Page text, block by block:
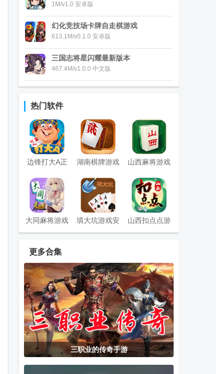
1M/v1.0 安卓版
幻化竞技场卡牌自走棋游戏
613.1M/v0.1.0 安卓版
三国志将星闪耀最新版本
467.4M/v1.0.0 中文版
热门软件
边锋打大A正
版
湖南棋牌游戏
2026最新版
山西麻将游戏
安卓版
大同麻将游戏
安卓版
填大坑游戏安
卓版
山西扣点点游
戏手机版
同城游对调
app最新版
陕西麻将四人
麻将安卓版
天台麻将官方
安装包
王者守卫战最
新复古传奇
超玩
Winlator8.01
莉莉的冒险衣
橱港服国际服
更多合集
三职业的传奇手游